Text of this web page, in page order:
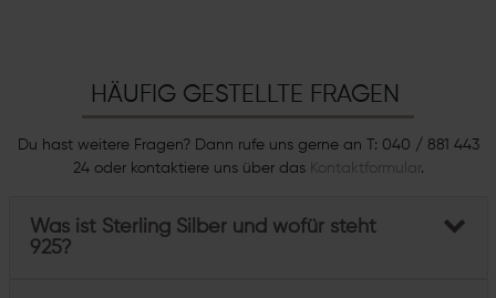
HÄUFIG GESTELLTE FRAGEN
Du hast weitere Fragen? Dann rufe uns gerne an T: 040 / 881 443
24 oder kontaktiere uns über das
Kontaktformular.
Was ist Sterling Silber und wofür steht
925?